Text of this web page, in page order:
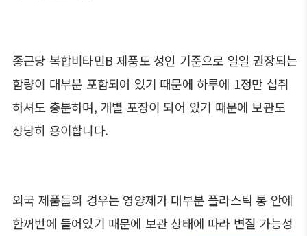
종근당 복합비타민B 제품도 성인 기준으로 일일 권장되는
함량이 대부분 포함되어 있기 때문에 하루에 1정만 섭취
하셔도 충분하며, 개별 포장이 되어 있기 때문에 보관도
상당히 용이합니다.
외국 제품들의 경우는 영양제가 대부분 플라스틱 통 안에
한꺼번에 들어있기 때문에 보관 상태에 따라 변질 가능성